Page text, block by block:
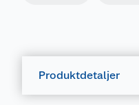
Produktdetaljer